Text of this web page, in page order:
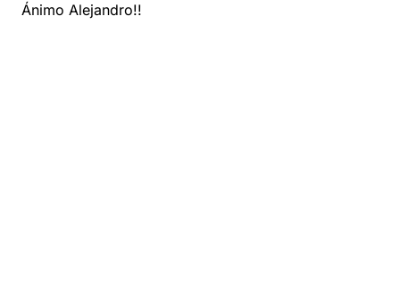
Ánimo Alejandro!!